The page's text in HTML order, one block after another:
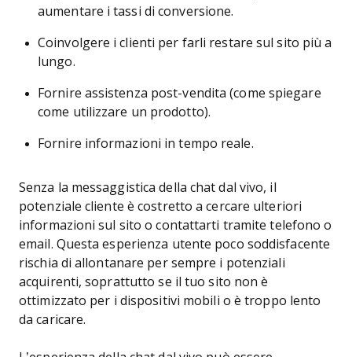
aumentare i tassi di conversione.
Coinvolgere i clienti per farli restare sul sito più a
lungo.
Fornire assistenza post-vendita (come spiegare
come utilizzare un prodotto).
Fornire informazioni in tempo reale.
Senza la messaggistica della chat dal vivo, il
potenziale cliente è costretto a cercare ulteriori
informazioni sul sito o contattarti tramite telefono o
email. Questa esperienza utente poco soddisfacente
rischia di allontanare per sempre i potenziali
acquirenti, soprattutto se il tuo sito non è
ottimizzato per i dispositivi mobili o è troppo lento
da caricare.